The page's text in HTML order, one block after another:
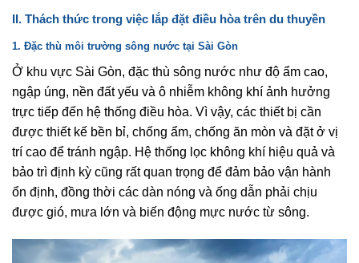
II. Thách thức trong việc lắp đặt điều hòa trên du thuyền
1. Đặc thù môi trường sông nước tại Sài Gòn
Ở khu vực Sài Gòn, đặc thù sông nước như độ ẩm cao,
ngập úng, nền đất yếu và ô nhiễm không khí ảnh hưởng
trực tiếp đến hệ thống điều hòa. Vì vậy, các thiết bị cần
được thiết kế bền bỉ, chống ẩm, chống ăn mòn và đặt ở vị
trí cao để tránh ngập. Hệ thống lọc không khí hiệu quả và
bảo trì định kỳ cũng rất quan trọng để đảm bảo vận hành
ổn định, đồng thời các dàn nóng và ống dẫn phải chịu
được gió, mưa lớn và biến động mực nước từ sông.